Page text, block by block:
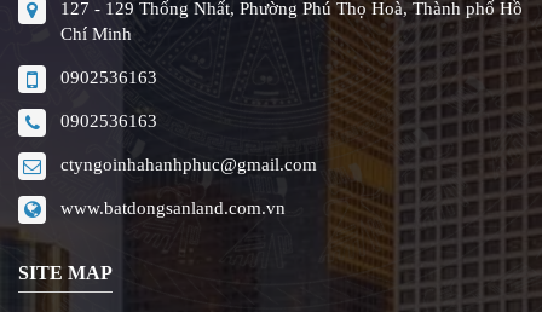
127 - 129 Thống Nhất, Phường Phú Thọ Hoà, Thành phố Hồ
Chí Minh
0902536163
0902536163
ctyngoinhahanhphuc@gmail.com
www.batdongsanland.com.vn
SITE MAP